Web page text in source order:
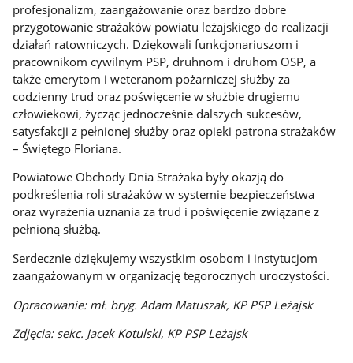
profesjonalizm, zaangażowanie oraz bardzo dobre
przygotowanie strażaków powiatu leżajskiego do realizacji
działań ratowniczych. Dziękowali funkcjonariuszom i
pracownikom cywilnym PSP, druhnom i druhom OSP, a
także emerytom i weteranom pożarniczej służby za
codzienny trud oraz poświęcenie w służbie drugiemu
człowiekowi, życząc jednocześnie dalszych sukcesów,
satysfakcji z pełnionej służby oraz opieki patrona strażaków
– Świętego Floriana.
Powiatowe Obchody Dnia Strażaka były okazją do
podkreślenia roli strażaków w systemie bezpieczeństwa
oraz wyrażenia uznania za trud i poświęcenie związane z
pełnioną służbą.
Serdecznie dziękujemy wszystkim osobom i instytucjom
zaangażowanym w organizację tegorocznych uroczystości.
Opracowanie: mł. bryg. Adam Matuszak, KP PSP Leżajsk
Zdjęcia: sekc. Jacek Kotulski, KP PSP Leżajsk